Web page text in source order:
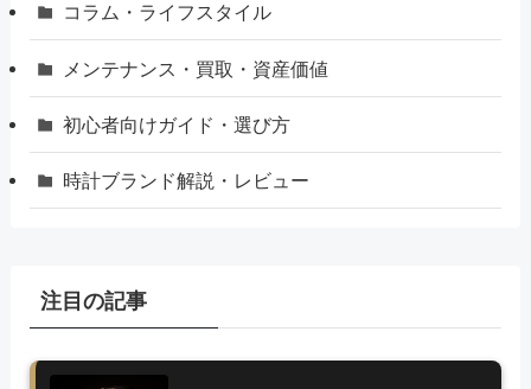
コラム・ライフスタイル
メンテナンス・買取・資産価値
初心者向けガイド・選び方
時計ブランド解説・レビュー
注目の記事